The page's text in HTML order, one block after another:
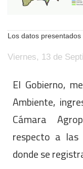
Los datos
Viernes, 13 de
El Gobierno,
Ambiente,
Cámara
respecto a
donde se